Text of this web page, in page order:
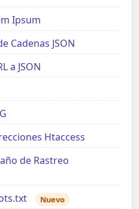
Ipsum
Cadenas JSON
a JSON
Htaccess
de Rastreo
Nuevo